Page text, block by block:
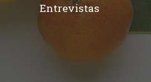
Entrevistas